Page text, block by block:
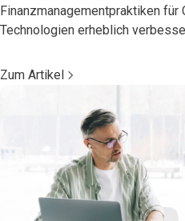
Finanzmanagementpraktiken für
Technologien erheblich
Zum Artikel